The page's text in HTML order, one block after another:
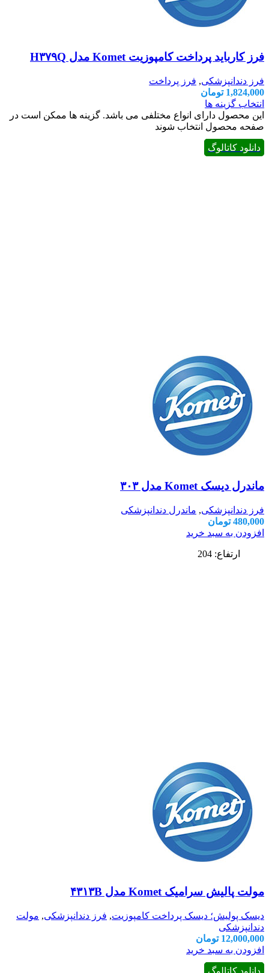
فرز کارباید پرداخت کامپوزیت Komet مدل H۳۷۹Q
فرز دندانپزشکی, فرز پرداخت
1,824,000 تومان
انتخاب گزینه ها
این محصول دارای انواع مختلفی می باشد. گزینه ها ممکن است در
صفحه محصول انتخاب شوند
دانلود کاتالوگ
ماندرل دیسک Komet مدل ۳۰۳
فرز دندانپزشکی, ماندرل دندانپزشکی
480,000 تومان
افزودن به سبد خرید
ارتفاع: 204
مولت پالیش سرامیک Komet مدل ۴۳۱۳B
دیسک پولیش؛ دیسک پرداخت کامپوزیت, فرز دندانپزشکی, مولت
دندانپزشکی
12,000,000 تومان
افزودن به سبد خرید
دانلود کاتالوگ